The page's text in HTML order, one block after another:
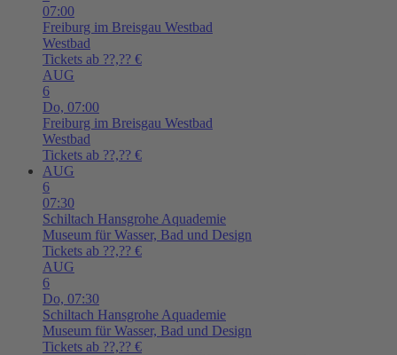
07:00
Freiburg im Breisgau Westbad
Westbad
Tickets ab ??,?? €
AUG
6
Do, 07:00
Freiburg im Breisgau Westbad
Westbad
Tickets ab ??,?? €
AUG
6
07:30
Schiltach Hansgrohe Aquademie
Museum für Wasser, Bad und Design
Tickets ab ??,?? €
AUG
6
Do, 07:30
Schiltach Hansgrohe Aquademie
Museum für Wasser, Bad und Design
Tickets ab ??,?? €